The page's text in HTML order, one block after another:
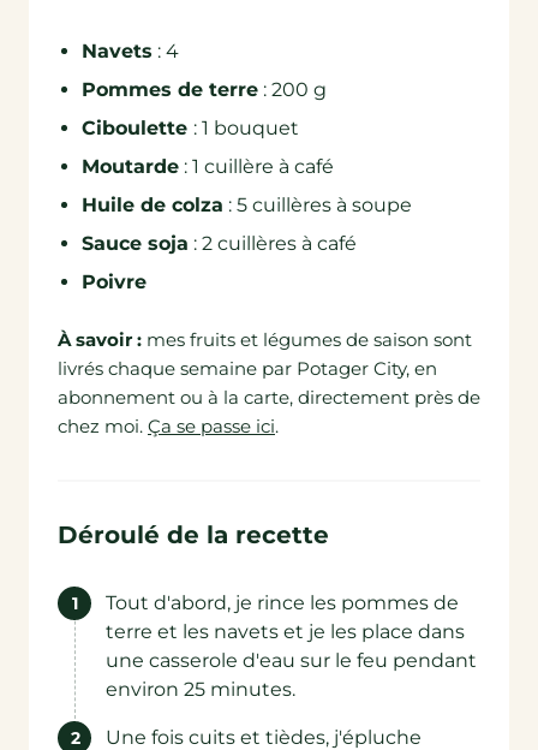
Navets : 4
Pommes de terre : 200 g
Ciboulette : 1 bouquet
Moutarde : 1 cuillère à café
Huile de colza : 5 cuillères à soupe
Sauce soja : 2 cuillères à café
Poivre
À savoir : mes fruits et légumes de saison sont
livrés chaque semaine par Potager City, en
abonnement ou à la carte, directement près de
chez moi. Ça se passe ici.
Déroulé de la recette
Tout d'abord, je rince les pommes de
terre et les navets et je les place dans
une casserole d'eau sur le feu pendant
environ 25 minutes.
Une fois cuits et tièdes, j'épluche